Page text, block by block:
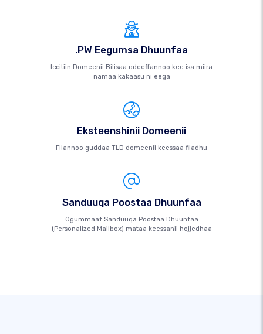
.PW Eegumsa Dhuunfaa
Iccitiin Domeenii Bilisaa odeeffannoo kee isa miira
namaa kakaasu ni eega
Eksteenshinii Domeenii
Filannoo guddaa TLD domeenii keessaa filadhu
Sanduuqa Poostaa Dhuunfaa
Ogummaaf Sanduuqa Poostaa Dhuunfaa
(Personalized Mailbox) mataa keessanii hojjedhaa